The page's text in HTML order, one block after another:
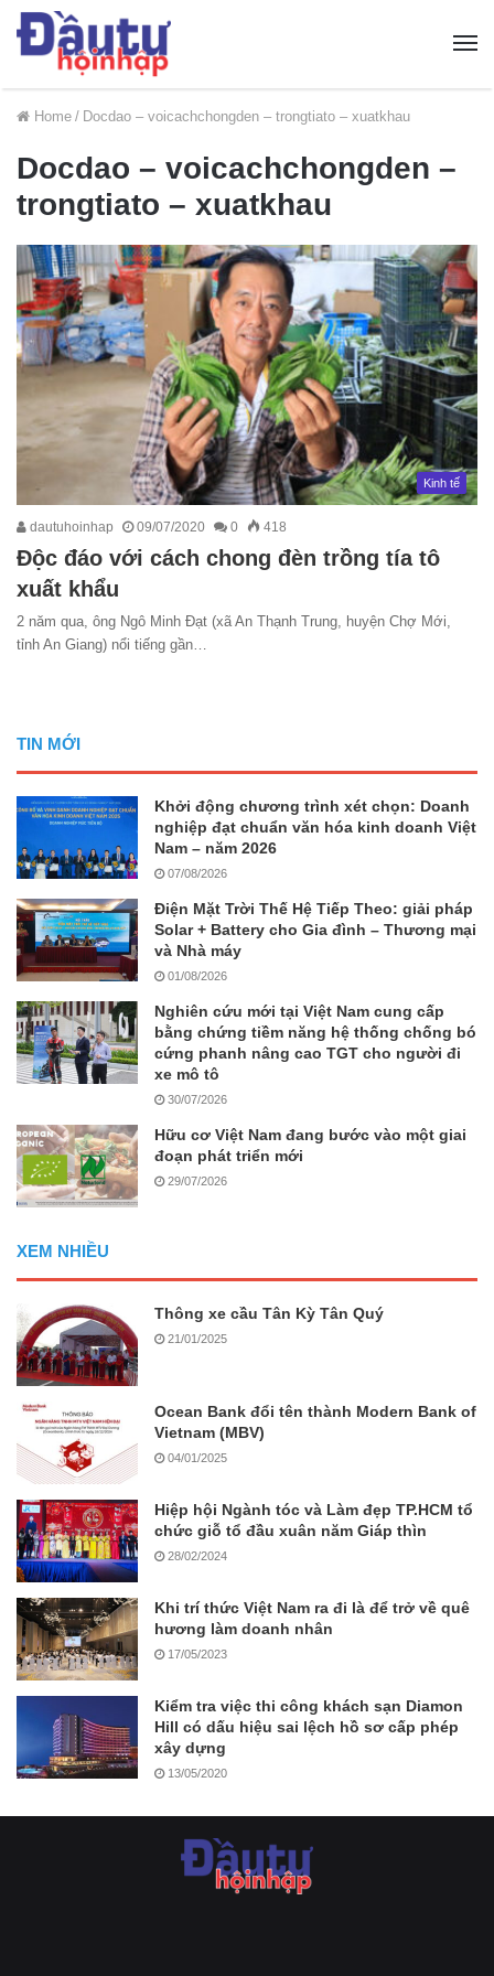
Home / Docdao – voicachchongden – trongtiato – xuatkhau
Docdao – voicachchongden –
trongtiato – xuatkhau
Kinh tế
dautuhoinhap 09/07/2020 0 418
Độc đáo với cách chong đèn trồng tía tô
xuất khẩu
2 năm qua, ông Ngô Minh Đạt (xã An Thạnh Trung, huyện Chợ Mới,
tỉnh An Giang) nổi tiếng gần…
TIN MỚI
Khởi động chương trình xét chọn: Doanh
nghiệp đạt chuẩn văn hóa kinh doanh Việt
Nam – năm 2026
07/08/2026
Điện Mặt Trời Thế Hệ Tiếp Theo: giải pháp
Solar + Battery cho Gia đình – Thương mại
và Nhà máy
01/08/2026
Nghiên cứu mới tại Việt Nam cung cấp
bằng chứng tiềm năng hệ thống chống bó
cứng phanh nâng cao TGT cho người đi
xe mô tô
30/07/2026
Hữu cơ Việt Nam đang bước vào một giai
đoạn phát triển mới
29/07/2026
XEM NHIỀU
Thông xe cầu Tân Kỳ Tân Quý
21/01/2025
Ocean Bank đổi tên thành Modern Bank of
Vietnam (MBV)
04/01/2025
Hiệp hội Ngành tóc và Làm đẹp TP.HCM tổ
chức giỗ tổ đầu xuân năm Giáp thìn
28/02/2024
Khi trí thức Việt Nam ra đi là để trở về quê
hương làm doanh nhân
17/05/2023
Kiểm tra việc thi công khách sạn Diamon
Hill có dấu hiệu sai lệch hồ sơ cấp phép
xây dựng
13/05/2020